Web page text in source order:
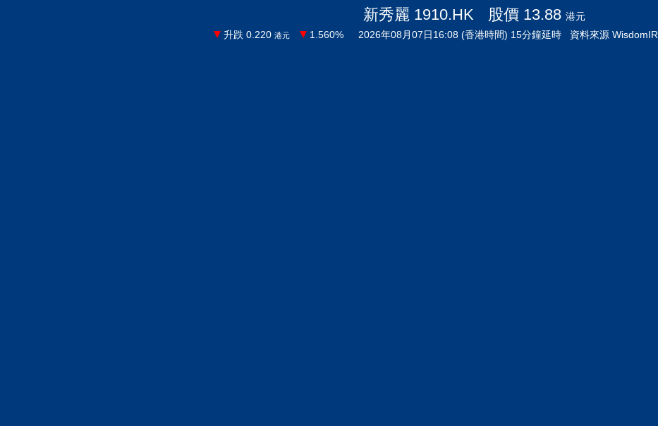
新秀麗 1910.HK 股價 13.88 港元
升跌 0.220 港元 1.560% 2026年08月07日16:08 (香港時間) 15分鐘延時 資料來源 WisdomIR